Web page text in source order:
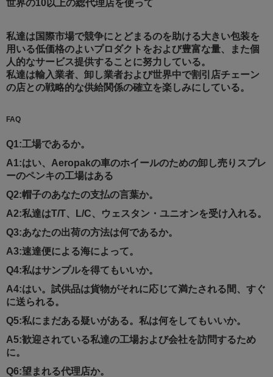
世界の10以上の総代理店を使って
私達は国際市場で競争にとどまるのを助ける大きい包装を
用いる低価格のよいプロダクトをおよび豊富な量、また個
人的なサービス提供することに努力している。
私達は輸入業者、卸し業者および世界中で割引店チェーン
の店との戦略的な供給関係の確立を楽しみにしている。
FAQ
Q1:工場であるか。
A1:はい、Aeropakの車のホイールのための卸し売りスプレ
ーのペンキの工場はある
Q2:帽子のあなたの支払の言葉か。
A2:私達はT/T、L/C、ウェスタン・ユニオンを受け入れる。
Q3:あなたの出荷の方法は何であるか。
A3:速達便による海によって。
Q4:私はサンプルを得てもいいか。
A4:はい。試供品は貨物がそれに応じて満たされる間、すぐ
に送られる。
Q5:私にまだある疑いがある。私は何をしてもいいか。
A5:歓迎されている私達の工場および会社を訪問するため
に。
Q6:望まれる代理店か。